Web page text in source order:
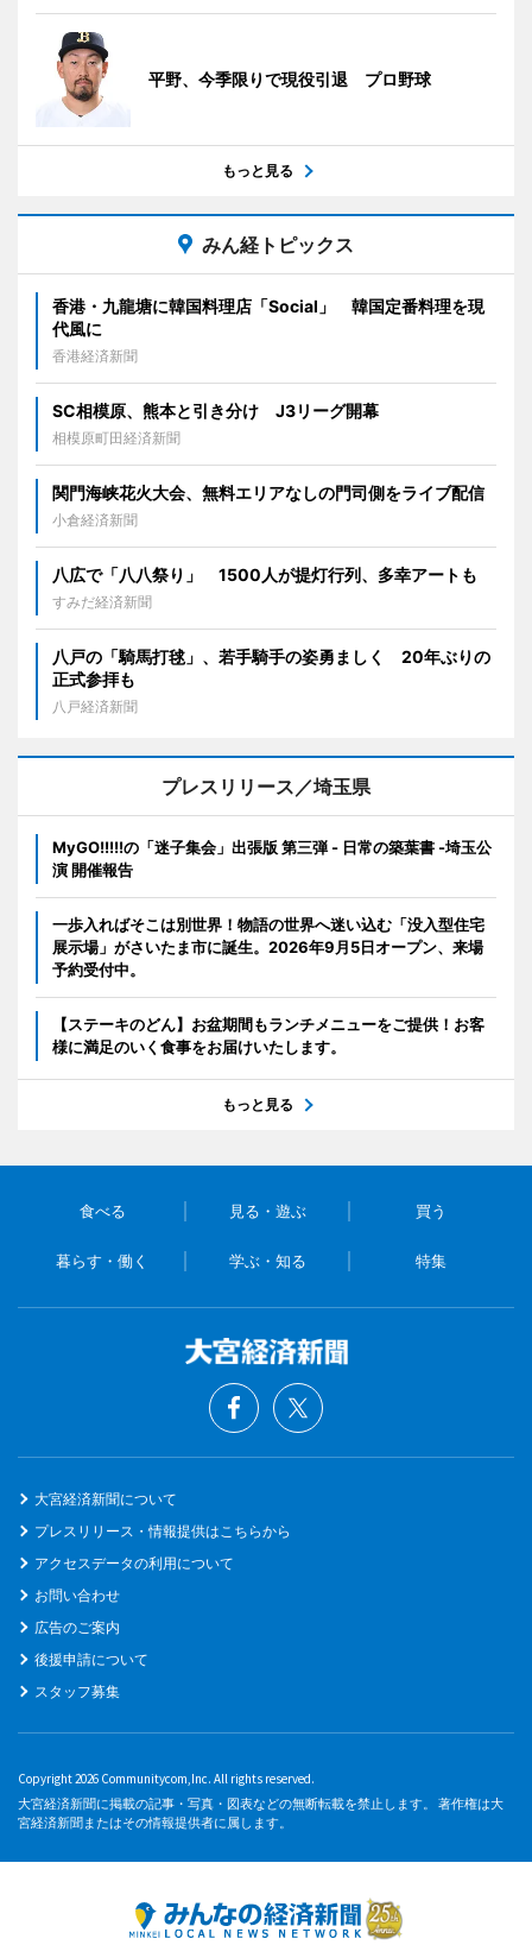
平野、今季限りで現役引退 プロ野球
もっと見る
みん経トピックス
香港・九龍塘に韓国料理店「Social」 韓国定番料理を現
代風に
香港経済新聞
SC相模原、熊本と引き分け J3リーグ開幕
相模原町田経済新聞
関門海峡花火大会、無料エリアなしの門司側をライブ配信
小倉経済新聞
八広で「八八祭り」 1500人が提灯行列、多幸アートも
すみだ経済新聞
八戸の「騎馬打毬」、若手騎手の姿勇ましく 20年ぶりの
正式参拝も
八戸経済新聞
プレスリリース／埼玉県
MyGO!!!!!の「迷子集会」出張版 第三弾 - 日常の築葉書 -埼玉公
演 開催報告
一歩入ればそこは別世界！物語の世界へ迷い込む「没入型住宅
展示場」がさいたま市に誕生。2026年9月5日オープン、来場
予約受付中。
【ステーキのどん】お盆期間もランチメニューをご提供！お客
様に満足のいく食事をお届けいたします。
もっと見る
食べる 見る・遊ぶ 買う
暮らす・働く 学ぶ・知る 特集
大宮経済新聞について
プレスリリース・情報提供はこちらから
アクセスデータの利用について
お問い合わせ
広告のご案内
後援申請について
スタッフ募集
Copyright 2026 Communitycom,Inc. All rights reserved.
大宮経済新聞に掲載の記事・写真・図表などの無断転載を禁止します。 著作権は大
宮経済新聞またはその情報提供者に属します。